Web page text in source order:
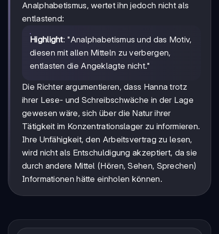
Analphabetismus, wertet ihn jedoch nicht als
entlastend:
Highlight: "Analphabetismus und das Motiv,
diesen mit allen Mitteln zu verbergen,
entlasten die Angeklagte nicht."
Die Richter argumentieren, dass Hanna trotz
ihrer Lese- und Schreibschwäche in der Lage
gewesen wäre, sich über die Natur ihrer
Tätigkeit im Konzentrationslager zu informieren.
Ihre Unfähigkeit, den Arbeitsvertrag zu lesen,
wird nicht als Entschuldigung akzeptiert, da sie
durch andere Mittel (Hören, Sehen, Sprechen)
Informationen hätte einholen können.